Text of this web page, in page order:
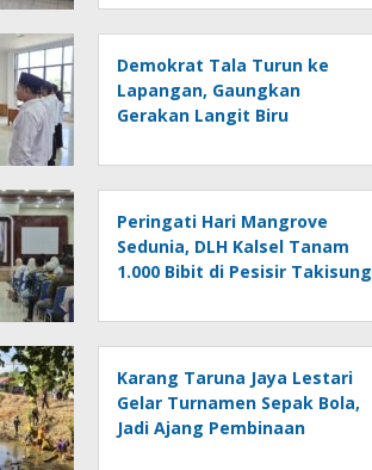
Demokrat Tala Turun ke
Lapangan, Gaungkan
Gerakan Langit Biru
Peringati Hari Mangrove
Sedunia, DLH Kalsel Tanam
1.000 Bibit di Pesisir Takisung
Karang Taruna Jaya Lestari
Gelar Turnamen Sepak Bola,
Jadi Ajang Pembinaan